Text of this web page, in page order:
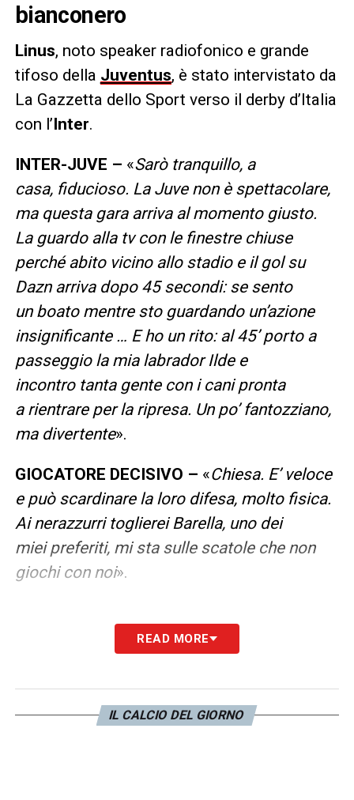
bianconero
Linus, noto speaker radiofonico e grande
tifoso della Juventus, è stato intervistato da
La Gazzetta dello Sport verso il derby d’Italia
con l’Inter.
INTER-JUVE – «Sarò tranquillo, a
casa, fiducioso. La Juve non è spettacolare,
ma questa gara arriva al momento giusto.
La guardo alla tv con le finestre chiuse
perché abito vicino allo stadio e il gol su
Dazn arriva dopo 45 secondi: se sento
un boato mentre sto guardando un’azione
insignificante … E ho un rito: al 45’ porto a
passeggio la mia labrador Ilde e
incontro tanta gente con i cani pronta
a rientrare per la ripresa. Un po’ fantozziano,
ma divertente».
GIOCATORE DECISIVO – «Chiesa. E’ veloce
e può scardinare la loro difesa, molto fisica.
Ai nerazzurri toglierei Barella, uno dei
miei preferiti, mi sta sulle scatole che non
giochi con noi».
READ MORE
IL CALCIO DEL GIORNO